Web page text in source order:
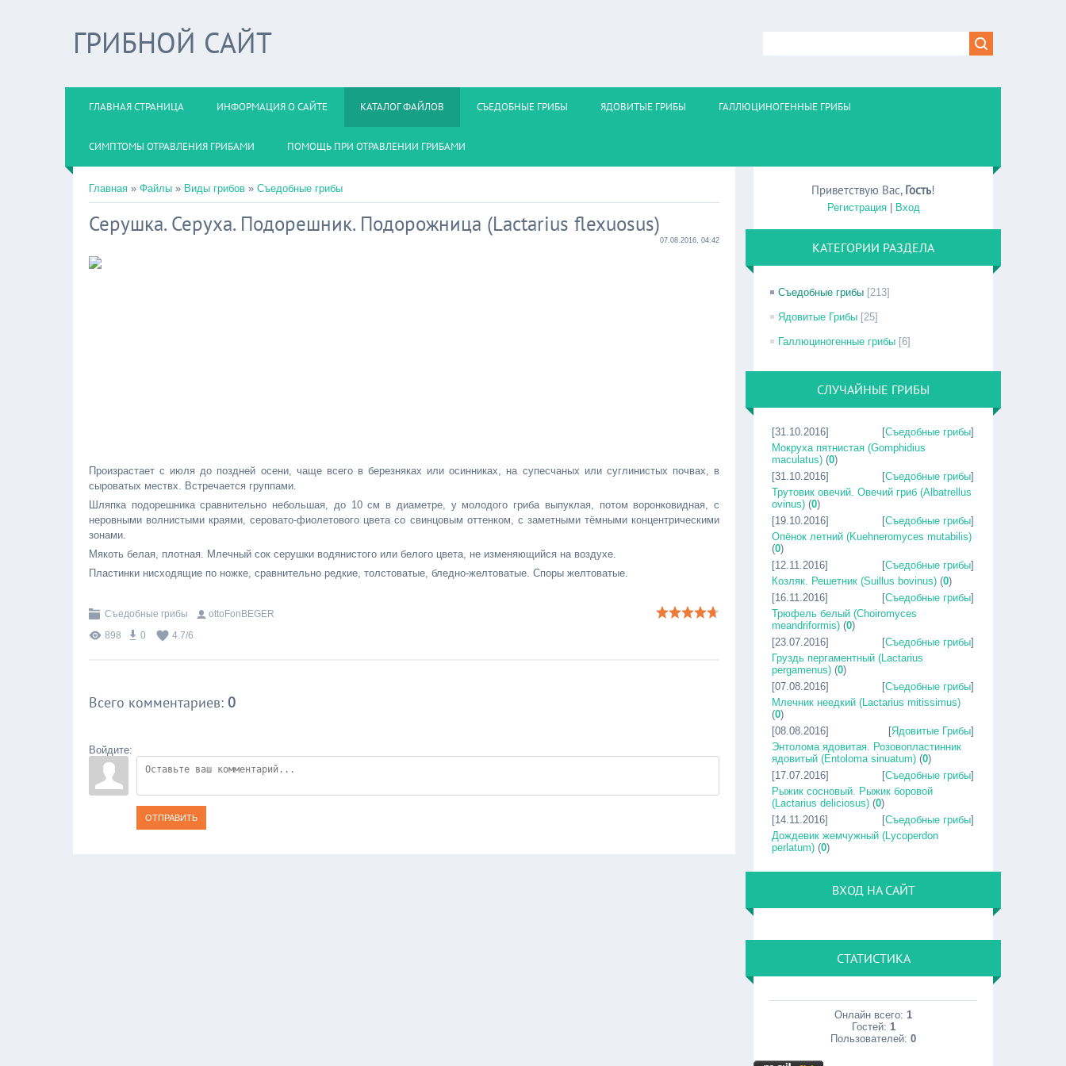
ГРИБНОЙ САЙТ
ГЛАВНАЯ СТРАНИЦА ИНФОРМАЦИЯ О САЙТЕ КАТАЛОГ ФАЙЛОВ СЪЕДОБНЫЕ ГРИБЫ ЯДОВИТЫЕ ГРИБЫ ГАЛЛЮЦИНОГЕННЫЕ ГРИБЫ
СИМПТОМЫ ОТРАВЛЕНИЯ ГРИБАМИ ПОМОЩЬ ПРИ ОТРАВЛЕНИИ ГРИБАМИ
Главная » Файлы » Виды грибов » Съедобные грибы
Серушка. Серуха. Подорешник. Подорожница (Lactarius flexuosus)
07.08.2016, 04:42
Произрастает с июля до поздней осени, чаще всего в березняках или осинниках, на супесчаных или суглинистых почвах, в
сыроватых мествх. Встречается группами.
Шляпка подорешника сравнительно небольшая, до 10 см в диаметре, у молодого гриба выпуклая, потом воронковидная, с
неровными волнистыми краями, серовато-фиолетового цвета со свинцовым оттенком, с заметными тёмными концентрическими
зонами.
Мякоть белая, плотная. Млечный сок серушки водянистого или белого цвета, не изменяющийся на воздухе.
Пластинки нисходящие по ножке, сравнительно редкие, толстоватые, бледно-желтоватые. Споры желтоватые.
Съедобные грибы
ottoFonBEGER
898
0 4.7/6
Всего комментариев: 0
Войдите:
ОТПРАВИТЬ
Приветствую Вас, Гость!
Регистрация| Вход
КАТЕГОРИИ РАЗДЕЛА
Съедобные грибы [213]
Ядовитые Грибы [25]
Галлюциногенные грибы [6]
СЛУЧАЙНЫЕ ГРИБЫ
[31.10.2016] [Съедобные грибы]
Мокруха пятнистая (Gomphidius
maculatus) (0)
[31.10.2016]
[Съедобные грибы]
Трутовик овечий. Овечий гриб (Albatrellus
ovinus) (0)
[19.10.2016]
[Съедобные грибы]
Опёнок летний (Kuehneromyces mutabilis)
(0)
[12.11.2016]
[Съедобные грибы]
Козляк. Решетник (Suillus bovinus) (0)
[16.11.2016]
[Съедобные грибы]
Трюфель белый (Choiromyces
meandriformis) (0)
[23.07.2016]
[Съедобные грибы]
Груздь пергаментный (Lactarius
pergamenus) (0)
[07.08.2016]
[Съедобные грибы]
Млечник неедкий (Lactarius mitissimus)
(0)
[08.08.2016]
[Ядовитые Грибы]
Энтолома ядовитая. Розовопластинник
ядовитый (Entoloma sinuatum) (0)
[17.07.2016]
[Съедобные грибы]
Рыжик сосновый. Рыжик боровой
(Lactarius deliciosus) (0)
[14.11.2016]
[Съедобные грибы]
Дождевик жемчужный (Lycoperdon
perlatum) (0)
ВХОД НА САЙТ
СТАТИСТИКА
Онлайн всего:1
Гостей: 1
Пользователей:0